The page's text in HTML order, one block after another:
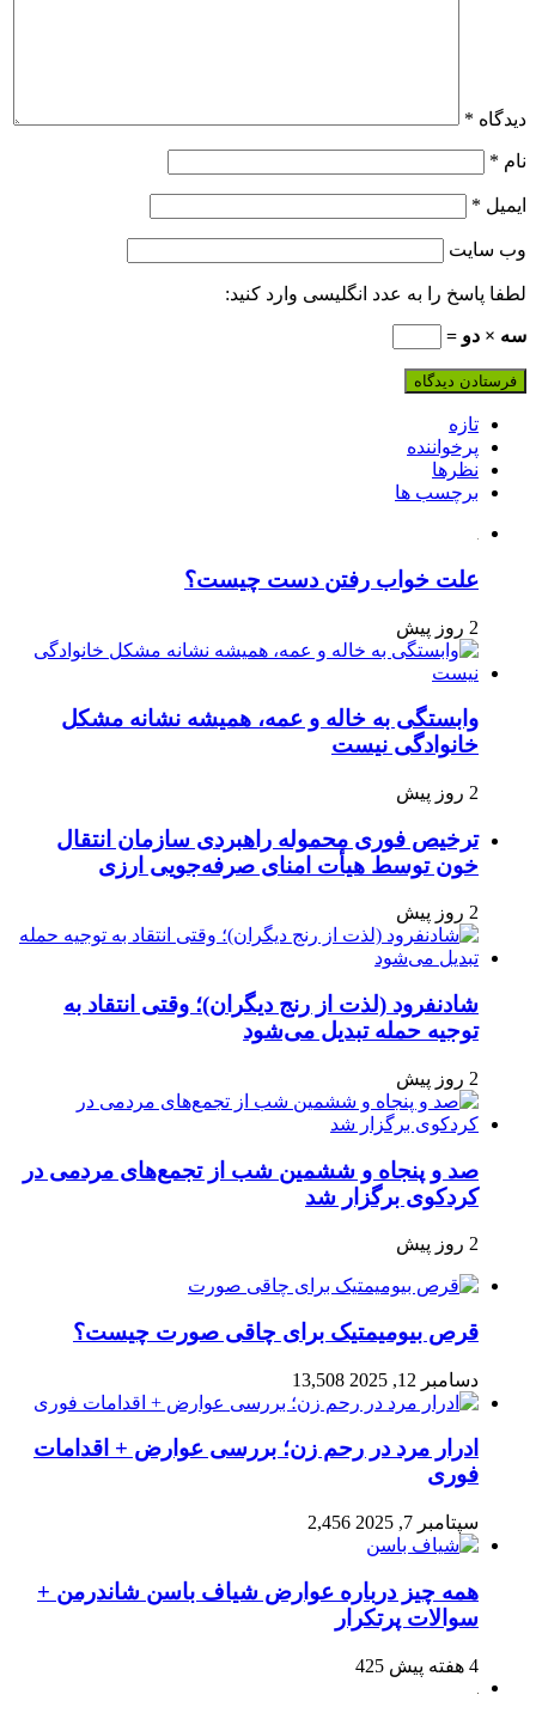
دیدگاه *
نام *
ایمیل *
وب‌ سایت
لطفا پاسخ را به عدد انگلیسی وارد کنید:
سه × دو =
تازه
پرخواننده
نظرها
برچسب ها
علت خواب رفتن دست چیست؟
2 روز پیش
وابستگی به خاله و عمه، همیشه نشانه مشکل
خانوادگی نیست
2 روز پیش
ترخیص فوری محموله راهبردی سازمان انتقال
خون توسط هیأت امنای صرفه‌جویی ارزی
2 روز پیش
شادنفرود (لذت از رنج دیگران)؛ وقتی انتقاد به
توجیه حمله تبدیل می‌شود
2 روز پیش
صد و پنجاه‌ و ششمین شب از تجمع‌های مردمی در
کردکوی برگزار شد
2 روز پیش
قرص بیومیمتیک برای چاقی صورت چیست؟
دسامبر 12, 2025 13,508
ادرار مرد در رحم زن؛ بررسی عوارض + اقدامات
فوری
سپتامبر 7, 2025 2,456
همه چیز درباره عوارض شیاف باسن شاندرمن +
سوالات پرتکرار
4 هفته پیش 425